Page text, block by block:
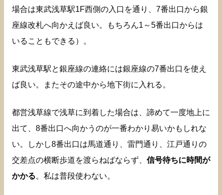
場合は東武浅草駅1F西側の入口を通り、7番出口から銀
座線改札へ向かえば良い。もちろん1～5番出口からは
いることもできる）。
東武浅草駅と銀座線の連絡には銀座線の7番出口を使え
ば良い。またその途中から地下街に入れる。
都営浅草線で浅草に到着した場合は、諦めて一度地上に
出て、8番出口へ向かうのが一番わかり易いかもしれな
い。しかし8番出口は馬道通り、雷門通り、江戸通りの
交差点の横断歩道を渡らねばならず、 信号待ちに時間が
かかる。私は普段使わない。